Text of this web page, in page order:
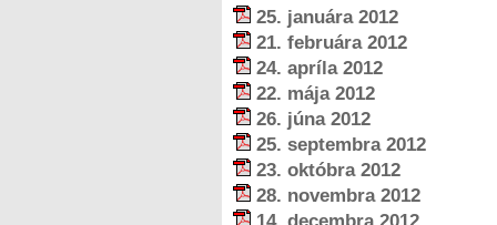
25. januára 2012
21. februára 2012
24. apríla 2012
22. mája 2012
26. júna 2012
25. septembra 2012
23. októbra 2012
28. novembra 2012